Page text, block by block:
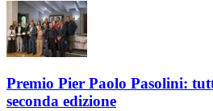
Premio Pier Paolo Pasolini:
seconda edizione